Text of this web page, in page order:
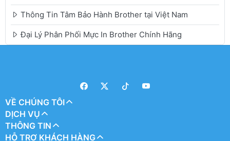
Thông Tin Tâm Bảo Hành Brother tại Việt Nam
Đại Lý Phân Phối Mực In Brother Chính Hãng
VỀ CHÚNG TÔI
DỊCH VỤ
THÔNG TIN
HỖ TRỢ KHÁCH HÀNG